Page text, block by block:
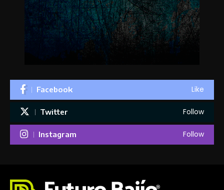
Facebook Like
Twitter Follow
Instagram Follow